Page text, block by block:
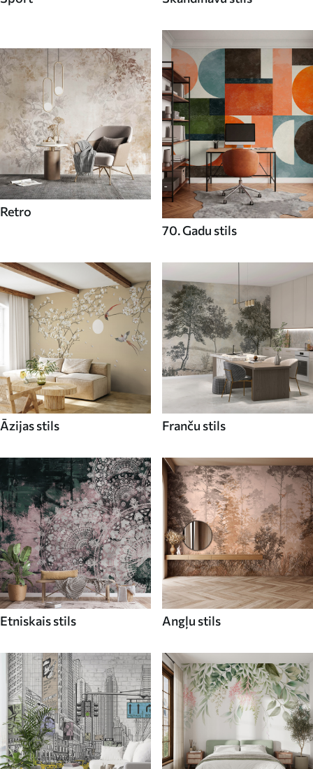
Retro
70. Gadu stils
Āzijas stils Franču stils
Etniskais stils Angļu stils